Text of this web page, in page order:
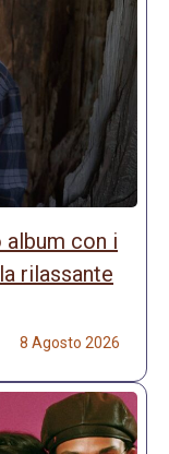
album con i
rilassante
8 Agosto 2026